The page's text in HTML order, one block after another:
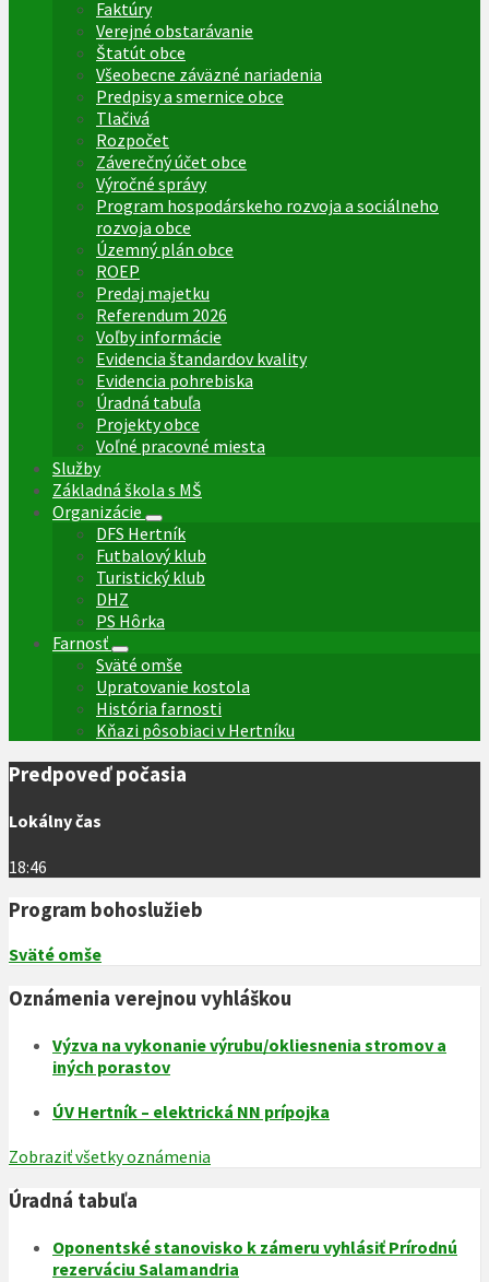
Faktúry
Verejné obstarávanie
Štatút obce
Všeobecne záväzné nariadenia
Predpisy a smernice obce
Tlačivá
Rozpočet
Záverečný účet obce
Výročné správy
Program hospodárskeho rozvoja a sociálneho
rozvoja obce
Územný plán obce
ROEP
Predaj majetku
Referendum 2026
Voľby informácie
Evidencia štandardov kvality
Evidencia pohrebiska
Úradná tabuľa
Projekty obce
Voľné pracovné miesta
Služby
Základná škola s MŠ
Organizácie
DFS Hertník
Futbalový klub
Turistický klub
DHZ
PS Hôrka
Farnosť
Sväté omše
Upratovanie kostola
História farnosti
Kňazi pôsobiaci v Hertníku
Predpoveď počasia
Lokálny čas
18:46
Program bohoslužieb
Sväté omše
Oznámenia verejnou vyhláškou
Výzva na vykonanie výrubu/okliesnenia stromov a
iných porastov
ÚV Hertník – elektrická NN prípojka
Zobraziť všetky oznámenia
Úradná tabuľa
Oponentské stanovisko k zámeru vyhlásiť Prírodnú
rezerváciu Salamandria